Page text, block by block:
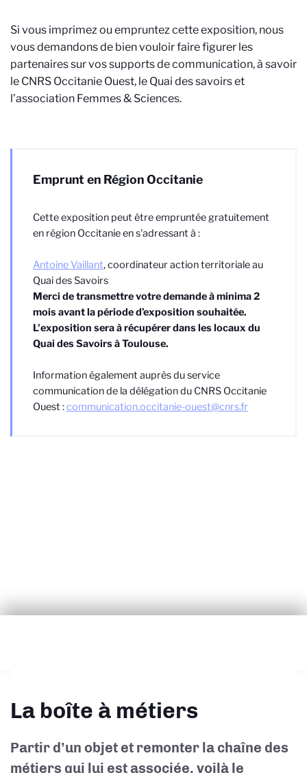
Si vous imprimez ou empruntez cette exposition, nous
vous demandons de bien vouloir faire figurer les
partenaires sur vos supports de communication, à savoir
le CNRS Occitanie Ouest, le Quai des savoirs et
l’association Femmes & Sciences.
Emprunt en Région Occitanie
Cette exposition peut être empruntée gratuitement
en région Occitanie en s'adressant à :
Antoine Vaillant, coordinateur action territoriale au
Quai des Savoirs
Merci de transmettre votre demande à minima 2
mois avant la période d’exposition souhaitée.
L'exposition sera à récupérer dans les locaux du
Quai des Savoirs à Toulouse.
Information également auprès du service
communication de la délégation du CNRS Occitanie
Ouest :communication.occitanie-ouest@cnrs.fr
La boîte à métiers
Partir d’un objet et remonter la chaîne des
métiers qui lui est associée, voilà le